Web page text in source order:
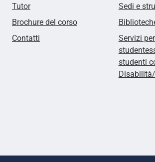
Tutor
Brochure del corso
Contatti
Sedi e
Servizi per
studenti